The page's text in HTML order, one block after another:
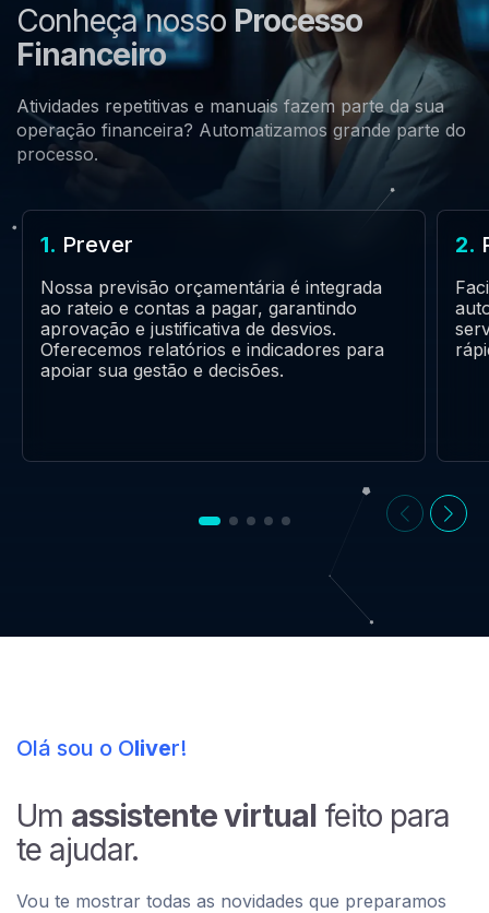
Conheça nosso Processo
Financeiro
Atividades repetitivas e manuais fazem parte da sua
operação financeira? Automatizamos grande parte do
processo.
1. Prever
Nossa previsão orçamentária é integrada
ao rateio e contas a pagar, garantindo
aprovação e justificativa de desvios.
Oferecemos relatórios e indicadores para
apoiar sua gestão e decisões.
2.
Olá sou o Oliver!
Um assistente virtual feito para
te ajudar.
Vou te mostrar todas as novidades que preparamos